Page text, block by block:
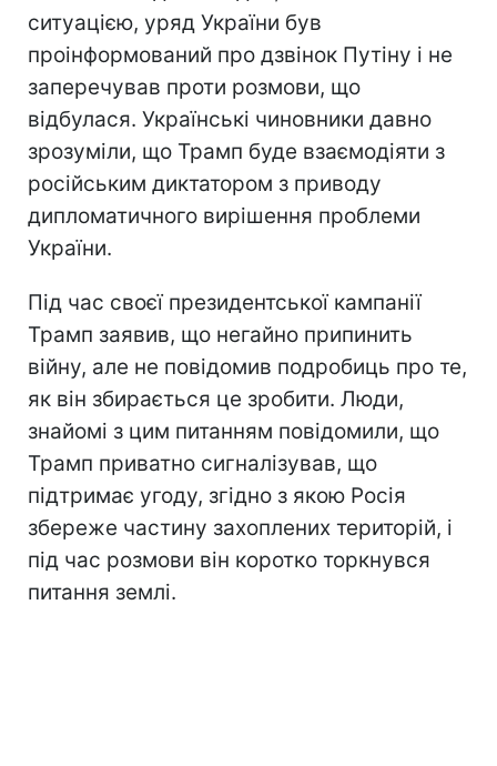
ситуацією, уряд України був
проінформований про дзвінок Путіну і не
заперечував проти розмови, що
відбулася. Українські чиновники давно
зрозуміли, що Трамп буде взаємодіяти з
російським диктатором з приводу
дипломатичного вирішення проблеми
України.
Під час своєї президентської кампанії
Трамп заявив, що негайно припинить
війну, але не повідомив подробиць про те,
як він збирається це зробити. Люди,
знайомі з цим питанням повідомили, що
Трамп приватно сигналізував, що
підтримає угоду, згідно з якою Росія
збереже частину захоплених територій, і
під час розмови він коротко торкнувся
питання землі.